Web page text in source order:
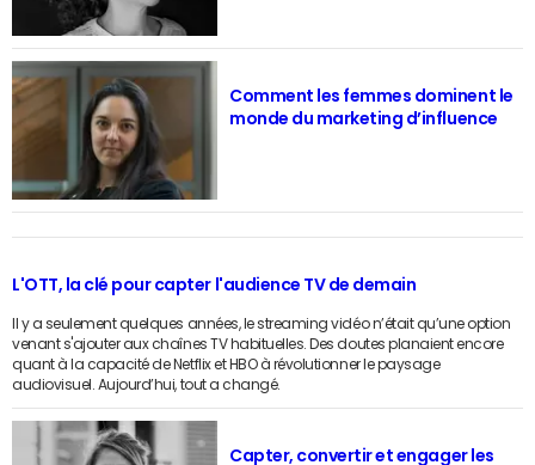
Comment les femmes dominent le
monde du marketing d’influence
L'OTT, la clé pour capter l'audience TV de demain
Il y a seulement quelques années, le streaming vidéo n’était qu’une option
venant s'ajouter aux chaînes TV habituelles. Des doutes planaient encore
quant à la capacité de Netflix et HBO à révolutionner le paysage
audiovisuel. Aujourd’hui, tout a changé.
Capter, convertir et engager les